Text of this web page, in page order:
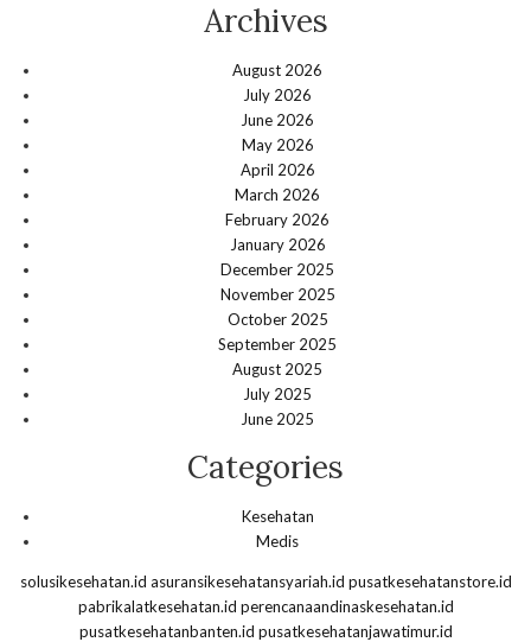
Archives
August 2026
July 2026
June 2026
May 2026
April 2026
March 2026
February 2026
January 2026
December 2025
November 2025
October 2025
September 2025
August 2025
July 2025
June 2025
Categories
Kesehatan
Medis
solusikesehatan.id asuransikesehatansyariah.id pusatkesehatanstore.id
pabrikalatkesehatan.id perencanaandinaskesehatan.id
pusatkesehatanbanten.id pusatkesehatanjawatimur.id